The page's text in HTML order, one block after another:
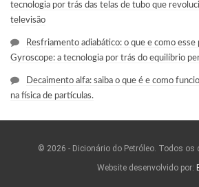
tecnologia por trás das telas de tubo que
televisão
Resfriamento adiabático: o que e como esse
Gyroscope: a tecnologia por trás do equilíbrio
Decaimento alfa: saiba o que é e como
na física de partículas.
© 2026 - Dicionário do Petróleo. Todos os
Website desenvolvido por: